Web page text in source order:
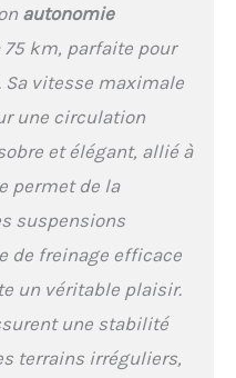
dans la
Tout-Terrain 10" &
Équipé de pneus
et d'une plateforme
ce scooter
une adhérence
optimal même sur
Grâce à son
son design
performances
(pluie, neige,
de poids élevé
Intelligente à
électrique se
autonomie
75 km, parfaite pour
vitesse maximale
une circulation
et élégant, allié à
permet de la
suspensions
de freinage efficace
un véritable plaisir.
une stabilité
terrains irréguliers,